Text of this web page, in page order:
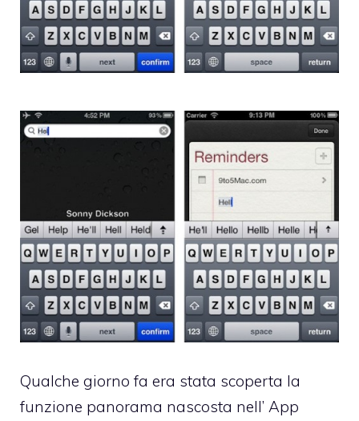
Qualche giorno fa era stata scoperta la
funzione panorama nascosta nell’ App